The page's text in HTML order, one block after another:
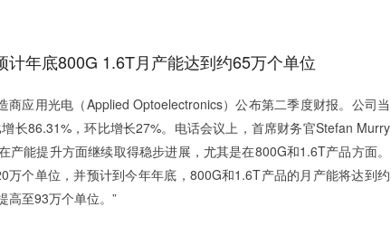
计年底800G 1.6T月产能达到约65万个单位
商应用光电（Applied Optoelectronics）公布第二季度财报。公司当
长86.31%，环比增长27%。电话会议上，首席财务官Stefan Murry
产能提升方面继续取得稳步进展，尤其是在800G和1.6T产品方面。
万个单位，并预计到今年年底，800G和1.6T产品的月产能将达到约
高至93万个单位。”